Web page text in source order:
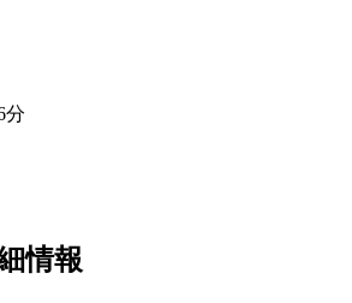
分
情報